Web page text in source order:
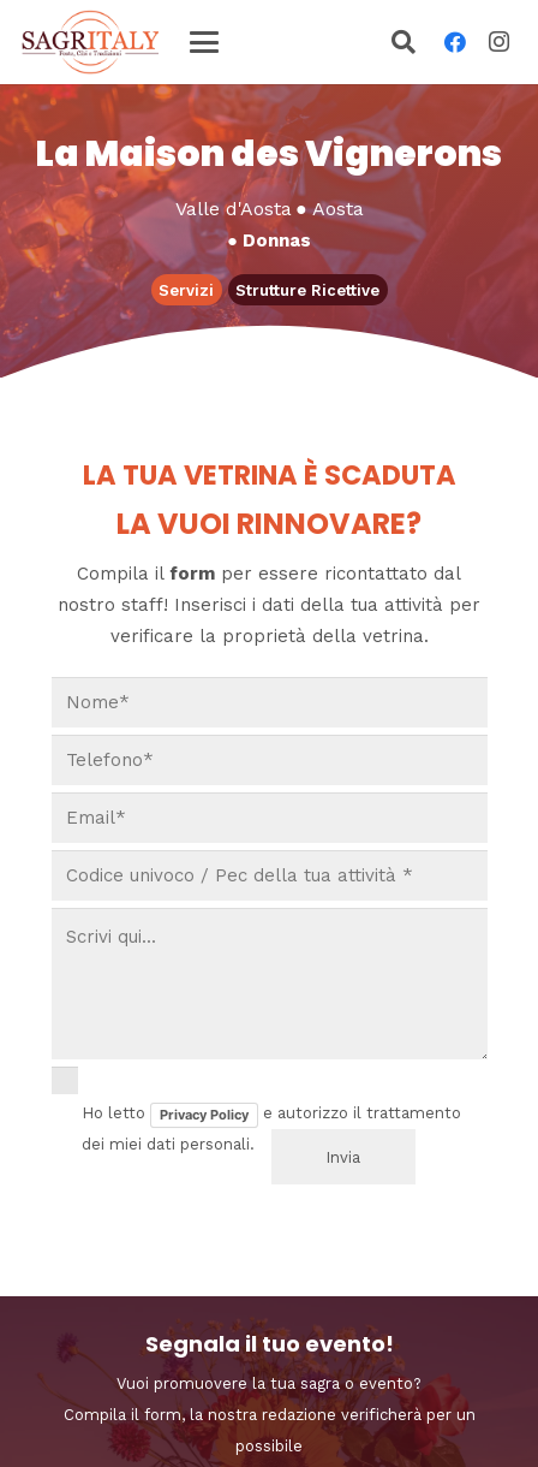
La Maison des Vignerons
Valle d'Aosta ●Aosta
● Donnas
Servizi Strutture Ricettive
LA TUA VETRINA È SCADUTA
LA VUOI RINNOVARE?
Compila il form per essere ricontattato dal
nostro staff! Inserisci i dati della tua attività per
verificare la proprietà della vetrina.
Ho letto Privacy Policy
e autorizzo il trattamento
dei miei dati personali.
Segnala il tuo evento!
Vuoi promuovere la tua sagra o evento?
Compila il form, la nostra redazione verificherà per un
possibile